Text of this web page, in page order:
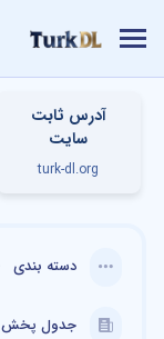
آدرس ثابت
سایت
turk-dl.org
دسته بندی
جدول پخش